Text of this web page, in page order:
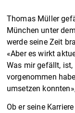
Thomas Müller
München unter
werde seine Zeit
«Aber es wirkt
Was mir gefällt,
vorgenommen
umsetzen
Ob er seine